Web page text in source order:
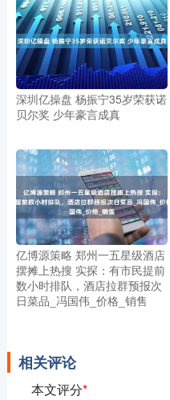
深圳亿操盘 杨振宁35岁荣获诺
贝尔奖 少年豪言成真
亿博源策略 郑州一五星级酒店
摆摊上热搜 实探：有市民提前
数小时排队，酒店拉群预报次
日菜品_冯国伟_价格_销售
相关评论
本文评分*